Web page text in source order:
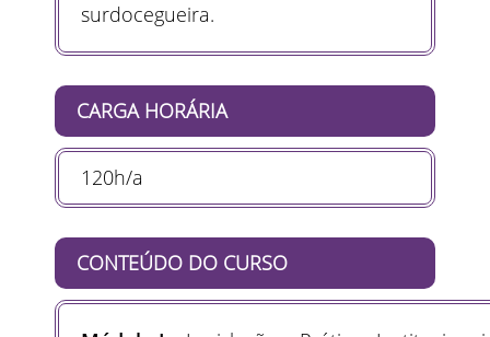
surdocegueira.
CARGA HORÁRIA
120h/a
CONTEÚDO DO CURSO